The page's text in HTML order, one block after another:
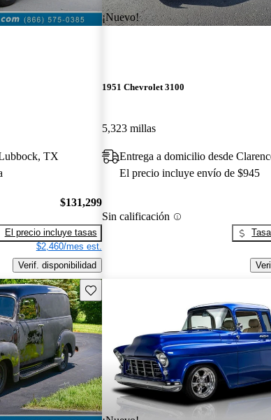
TX
$131,299
El precio incluye tasas
$2,460/mes est.
Verif. disponibilidad
¡Nuevo!
1951 Chevrolet 3100
5,323 millas
Entrega a domicilio desde
El precio incluye envío de $945
Sin calificación
Guarda este Aviso